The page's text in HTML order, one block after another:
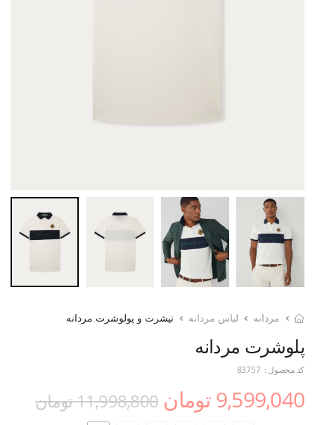
مردانه لباس مردانه تیشرت و پولوشرت مردانه
پلوشرت مردانه
کد محصول : 83757
9,599,040 تومان 11,998,800 تومان